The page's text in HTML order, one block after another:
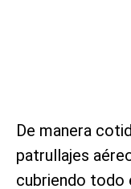
De manera
patrullajes
cubriendo todo